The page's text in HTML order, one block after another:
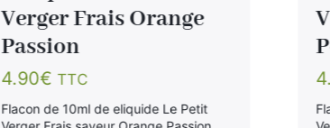
Verger Frais Orange
Passion
4.90€ TTC
Flacon de 10ml de eliquide Le Petit